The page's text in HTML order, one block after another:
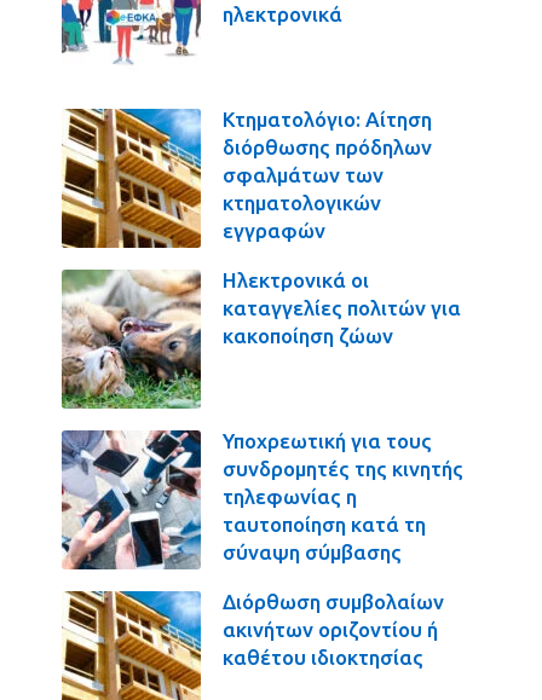
ηλεκτρονικά
Κτηματολόγιο: Αίτηση
διόρθωσης πρόδηλων
σφαλμάτων των
κτηματολογικών
εγγραφών
Ηλεκτρονικά οι
καταγγελίες πολιτών για
κακοποίηση ζώων
Υποχρεωτική για τους
συνδρομητές της κινητής
τηλεφωνίας η
ταυτοποίηση κατά τη
σύναψη σύμβασης
Διόρθωση συμβολαίων
ακινήτων οριζοντίου ή
καθέτου ιδιοκτησίας